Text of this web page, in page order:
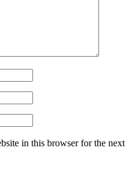
in this browser for the next